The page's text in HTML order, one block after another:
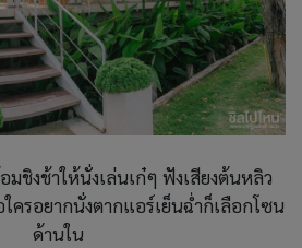
ชิงช้าให้นั่งเล่นเก๋ๆ ฟังเสียงต้นหลิว
ครอยากนั่งตากแอร์เย็นฉ่ำก็เลือกโซน
ด้านใน